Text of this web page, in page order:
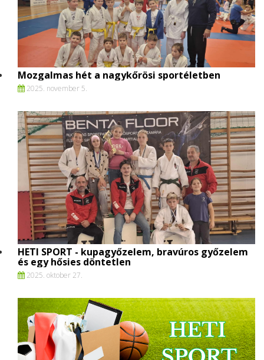
Mozgalmas hét a nagykőrösi sportéletben
2025. november 5.
HETI SPORT - kupagyőzelem, bravúros győzelem
és egy hősies döntetlen
2025. oktober 27.